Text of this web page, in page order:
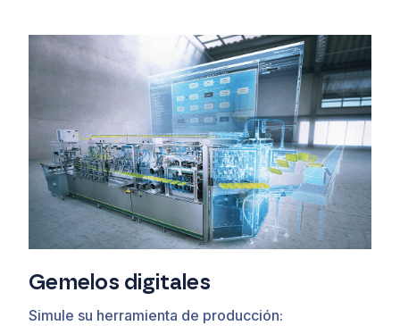
Gemelos digitales
Simule su herramienta de producción: